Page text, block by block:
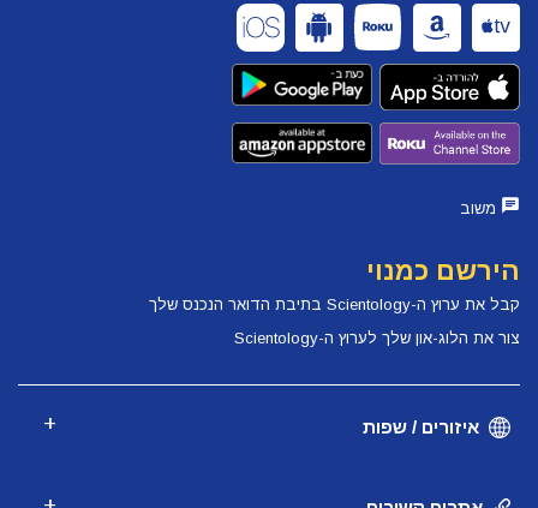
משוב
הירשם כמנוי
קבל את ערוץ ה-Scientology בתיבת הדואר הנכנס שלך
צור את הלוג-און שלך לערוץ ה-Scientology
איזורים / שפות